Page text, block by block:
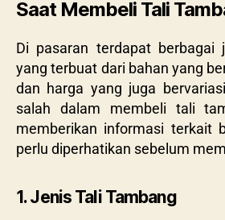
Saat Membeli Tali
Di pasaran terdapat berbagai
yang terbuat dari bahan yang
dan harga yang juga
salah dalam membeli tali
memberikan informasi terkait
perlu diperhatikan sebelum
1. Jenis Tali Tambang